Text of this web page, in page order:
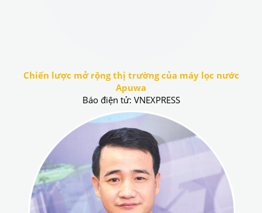
Chiến lược mở rộng thị trường của máy lọc nước
Apuwa
Báo điện tử: VNEXPRESS